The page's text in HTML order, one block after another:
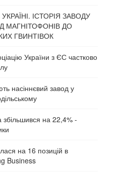
ІСТОРІЯ ЗАВОДУ
МАГНІТОФОНІВ ДО
ГВИНТІВОК
України з ЄС частково
насіннєвий завод у
збільшився на 22,4% -
на 16 позицій в
Business